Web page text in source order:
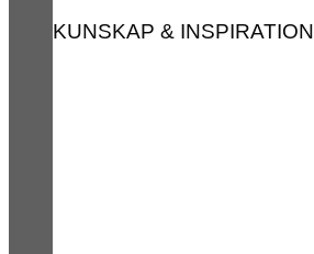
KUNSKAP & INSPIRATION